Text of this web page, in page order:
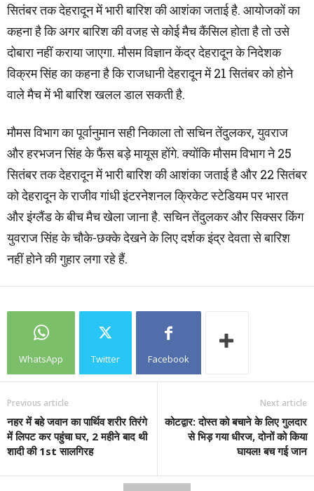
सितंबर तक देहरादून में भारी बारिश की आशंका जताई है. आयोजकों का
कहना है कि अगर बारिश की वजह से कोई मैच कैंसिल होता है तो उसे
दोबारा नहीं कराया जाएगा. मौसम विज्ञान केंद्र देहरादून के निदेशक
विक्रम सिंह का कहना है कि राजधानी देहरादून में 21 सितंबर को होने
वाले मैच में भी बारिश खलल डाल सकती है.
मौमस विभाग का पूर्वानुमान सही निकाला तो सचिन तेंदुलकर, युवराज
और हरभजन सिंह के फैंस बड़े मायूस होंगे. क्योंकि मौसम विभाग ने 25
सितंबर तक देहरादून में भारी बारिश की आशंका जताई है और 22 सितंबर
को देहरादून के राजीव गांधी इंटरनेशनल क्रिकेट स्टेडियम पर भारत
और इंग्लैंड के बीच मैच खेला जाना है. सचिन तेंदुलकर और सिक्सर किंग
युवराज सिंह के चौके-छक्के देखने के लिए दर्शक इंद्र देवता से बारिश
नहीं होने की गुहार लगा रहे हैं.
WhatsApp Twitter Facebook
Previous article
नहर में बहे जवान का पार्थिव शरीर तिरंगे
में लिपट कर पहुंचा घर, 2 महीने बाद थी
शादी की 1st सालगिरह
Next article
कोटद्वार: दोस्त को बचाने के लिए गुलदार
से भिड़ गया धीरज, दोनों को किया
घायल! बच गई जान